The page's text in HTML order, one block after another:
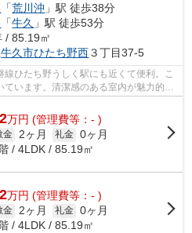
「荒川沖 」駅 徒歩38分
「牛久 」駅 徒歩53分
/ 85.19㎡
牛久市ひたち野西３丁目37-5
ひたち野うしく駅にも近くて便利。こ
います。清潔感のある室内が魅力的な
押...
万円 (管理費等：- )
金 2ヶ月 礼金 0ヶ月
/ 4LDK / 85.19㎡
万円 (管理費等：- )
金 2ヶ月 礼金 0ヶ月
/ 4LDK / 85.19㎡